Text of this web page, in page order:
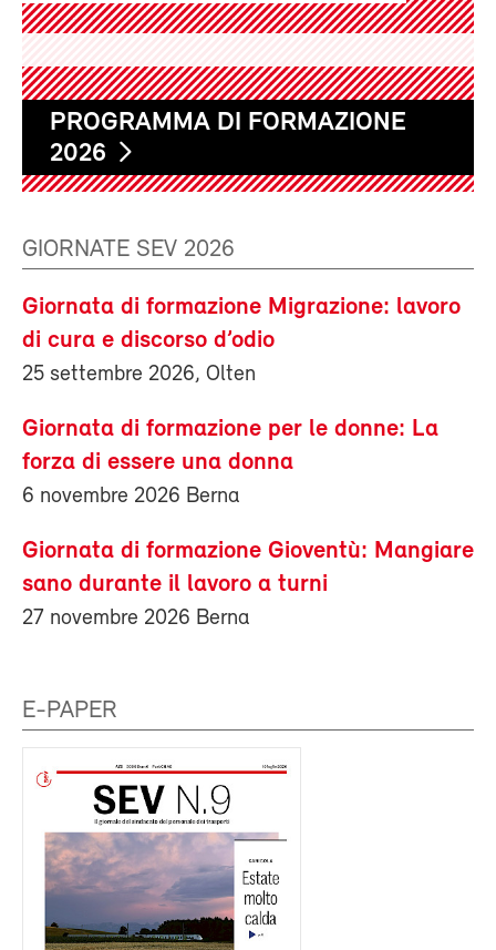
PROGRAMMA DI FORMAZIONE
2026
GIORNATE SEV 2026
Giornata di formazione Migrazione: lavoro
di cura e discorso d’odio
25 settembre 2026, Olten
Giornata di formazione per le donne: La
forza di essere una donna
6 novembre 2026 Berna
Giornata di formazione Gioventù: Mangiare
sano durante il lavoro a turni
27 novembre 2026 Berna
E-PAPER